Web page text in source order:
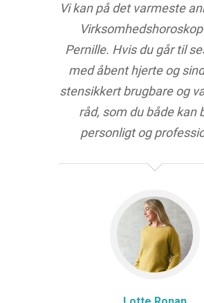
Vi kan på det varmeste
Pernille. Hvis du går til
med åbent hjerte og
stensikkert brugbare og
råd, som du både kan
personligt og